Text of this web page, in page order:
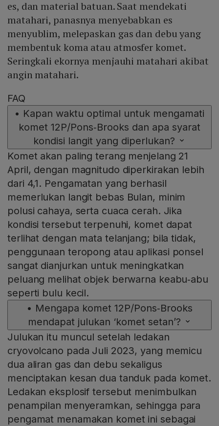
es, dan material batuan. Saat mendekati
matahari, panasnya menyebabkan es
menyublim, melepaskan gas dan debu yang
membentuk koma atau atmosfer komet.
Seringkali ekornya menjauhi matahari akibat
angin matahari.
FAQ
• Kapan waktu optimal untuk mengamati
komet 12P/Pons‑Brooks dan apa syarat
kondisi langit yang diperlukan?
Komet akan paling terang menjelang 21
April, dengan magnitudo diperkirakan lebih
dari 4,1. Pengamatan yang berhasil
memerlukan langit bebas Bulan, minim
polusi cahaya, serta cuaca cerah. Jika
kondisi tersebut terpenuhi, komet dapat
terlihat dengan mata telanjang; bila tidak,
penggunaan teropong atau aplikasi ponsel
sangat dianjurkan untuk meningkatkan
peluang melihat objek berwarna keabu‑abu
seperti bulu kecil.
• Mengapa komet 12P/Pons‑Brooks
mendapat julukan ‘komet setan’?
Julukan itu muncul setelah ledakan
cryovolcano pada Juli 2023, yang memicu
dua aliran gas dan debu sekaligus
menciptakan kesan dua tanduk pada komet.
Ledakan eksplosif tersebut menimbulkan
penampilan menyeramkan, sehingga para
pengamat menamakan komet ini sebagai